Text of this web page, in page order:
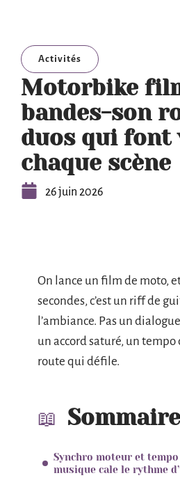
Activités
Motorbike
bandes-son
duos qui font
chaque scène
26 juin 2026
On lance un film de moto,
secondes, c’est un riff de
l’ambiance. Pas un
un accord saturé, un
route qui défile.
Sommaire
Synchro moteur et
musique cale le rythme